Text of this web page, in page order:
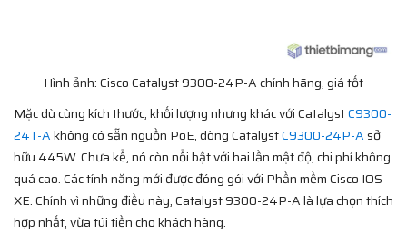
Hình ảnh: Cisco Catalyst 9300-24P-A chính hãng, giá tốt
Mặc dù cùng kích thước, khối lượng nhưng khác với CatalystC9300-
24T-Akhông có sẵn nguồn PoE, dòng CatalystC9300-24P-Asở
hữu 445W. Chưa kể, nó còn nổi bật với hai lần mật độ, chi phí không
quá cao. Các tính năng mới được đóng gói với Phần mềm Cisco IOS
XE. Chính vì những điều này, Catalyst 9300-24P-A là lựa chọn thích
hợp nhất, vừa túi tiền cho khách hàng.